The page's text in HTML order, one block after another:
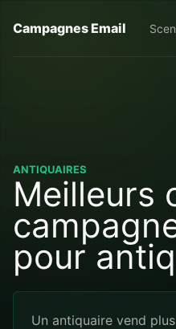
Campagnes Email
ANTIQUAIRES
Meilleurs
pour
Un antiquaire vend